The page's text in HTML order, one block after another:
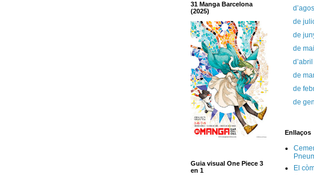
31 Manga Barcelona
(2025)
Guia visual One Piece 3
en 1
de
de
de
de
de
de
Enllaços
El